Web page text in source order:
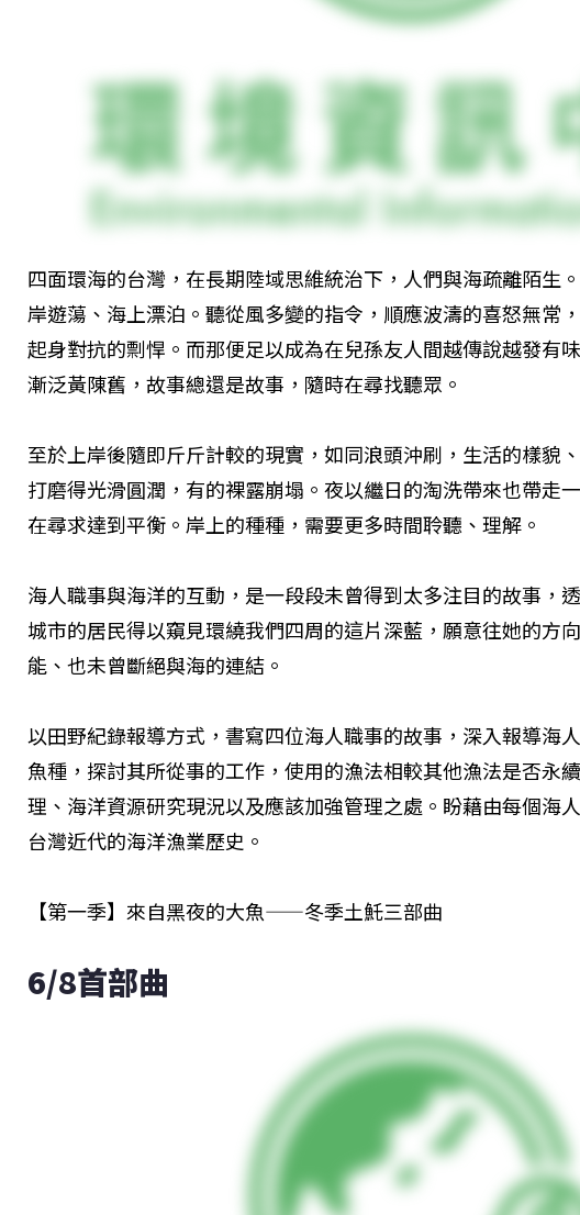
四面環海的台灣，在長期陸域思維統治下，人們與海疏離陌生
岸遊蕩、海上漂泊。聽從風多變的指令，順應波濤的喜怒無常
起身對抗的剽悍。而那便足以成為在兒孫友人間越傳說越發有
漸泛黃陳舊，故事總還是故事，隨時在尋找聽眾。
至於上岸後隨即斤斤計較的現實，如同浪頭沖刷，生活的樣貌
打磨得光滑圓潤，有的裸露崩塌。夜以繼日的淘洗帶來也帶走
在尋求達到平衡。岸上的種種，需要更多時間聆聽、理解。
海人職事與海洋的互動，是一段段未曾得到太多注目的故事，
城市的居民得以窺見環繞我們四周的這片深藍，願意往她的方
能、也未曾斷絕與海的連結。
以田野紀錄報導方式，書寫四位海人職事的故事，深入報導海
魚種，探討其所從事的工作，使用的漁法相較其他漁法是否永
理、海洋資源研究現況以及應該加強管理之處。盼藉由每個海
台灣近代的海洋漁業歷史。
【第一季】來自黑夜的大魚——冬季土魠三部曲
6/8首部曲